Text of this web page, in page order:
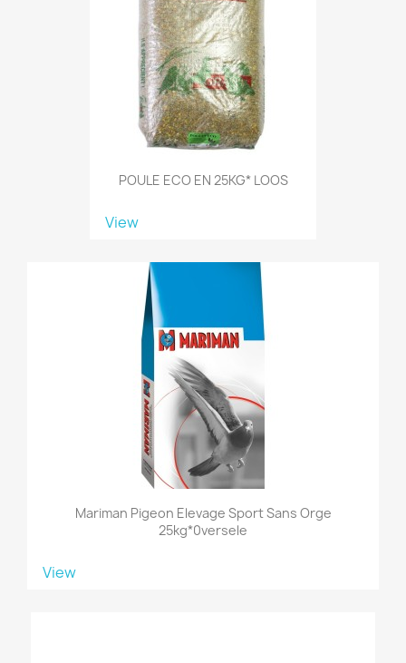
POULE ECO EN 25KG* LOOS
View
Mariman Pigeon Elevage Sport Sans Orge
25kg*0versele
View